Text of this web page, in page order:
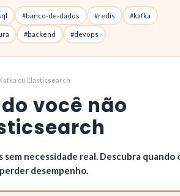
#banco-de-dados #redis #kafka
#backend #devops
ou Elasticsearch
você não
necessidade real. Descubra quando
desempenho.